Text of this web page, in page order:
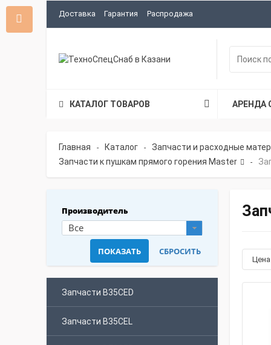
Доставка Гарантия Распродажа
КАТАЛОГ ТОВАРОВ АРЕНДА
Главная - Каталог -
Запчасти и расходные
Запчасти к пушкам прямого горения Master
-
Производитель
Все
Запчасти B35CED
Запчасти B35CEL